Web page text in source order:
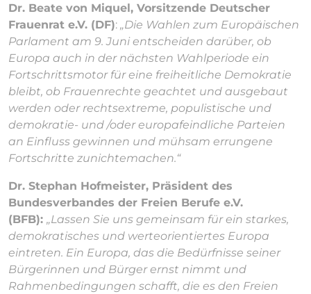
Dr. Beate von Miquel, Vorsitzende Deutscher
Frauenrat e.V. (DF): „Die Wahlen zum Europäischen
Parlament am 9. Juni entscheiden darüber, ob
Europa auch in der nächsten Wahlperiode ein
Fortschrittsmotor für eine freiheitliche Demokratie
bleibt, ob Frauenrechte geachtet und ausgebaut
werden oder rechtsextreme, populistische und
demokratie- und /oder europafeindliche Parteien
an Einfluss gewinnen und mühsam errungene
Fortschritte zunichtemachen.“
Dr. Stephan Hofmeister, Präsident des
Bundesverbandes der Freien Berufe e.V.
(BFB): „Lassen Sie uns gemeinsam für ein starkes,
demokratisches und werteorientiertes Europa
eintreten. Ein Europa, das die Bedürfnisse seiner
Bürgerinnen und Bürger ernst nimmt und
Rahmenbedingungen schafft, die es den Freien